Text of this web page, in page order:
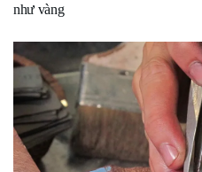
như vàng